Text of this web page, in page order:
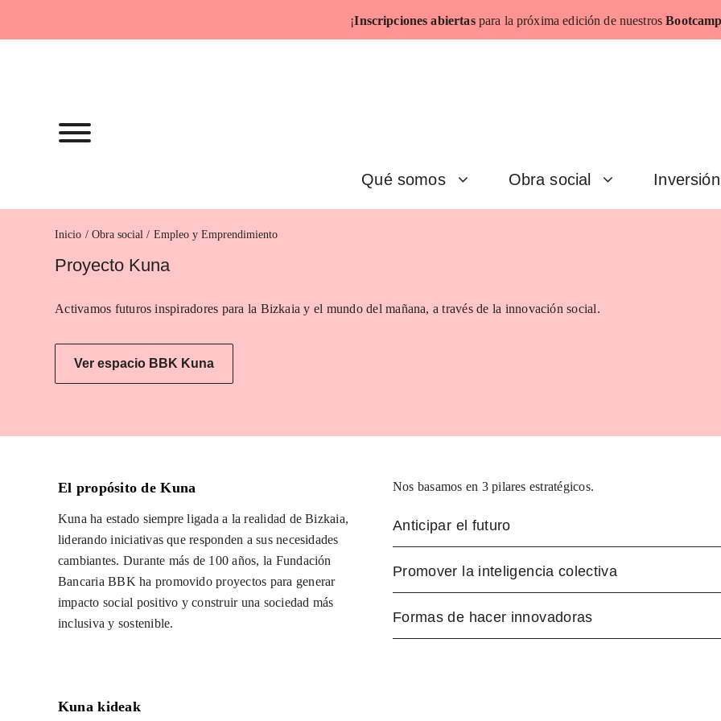
¡Inscripciones abiertaspara la próxima edición de nuestros
Qué somos Obra social Inversión
Inicio Empleo y Emprendimiento
Proyecto Kuna
Activamos futuros inspiradores para la Bizkaia y el mundo del mañana, a través de la innovación social.
Ver espacio BBK Kuna
El propósito de Kuna
Kuna ha estado siempre ligada a la realidad de Bizkaia,
liderando iniciativas que responden a sus necesidades
cambiantes. Durante más de 100 años, la Fundación
Bancaria BBK ha promovido proyectos para generar
impacto social positivo y construir una sociedad más
inclusiva y sostenible.
Nos basamos en 3 pilares estratégicos.
Anticipar el futuro
Promover la inteligencia colectiva
Formas de hacer innovadoras
Kuna kideak